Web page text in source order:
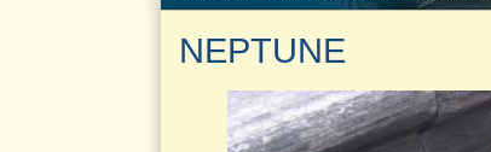
NEPTUNE